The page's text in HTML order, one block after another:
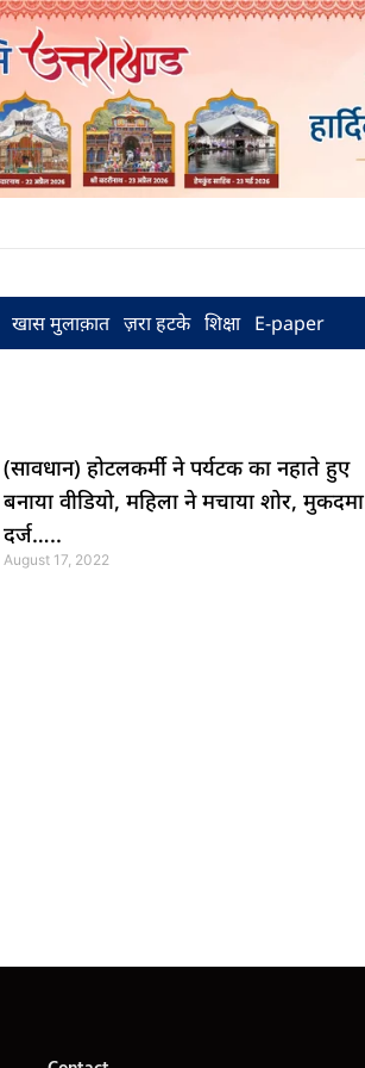
खास मुलाक़ात ज़रा हटके शिक्षा E-paper
(सावधान) होटलकर्मी ने पर्यटक का नहाते हुए
बनाया वीडियो, महिला ने मचाया शोर, मुकदमा
दर्ज…..
August 17, 2022